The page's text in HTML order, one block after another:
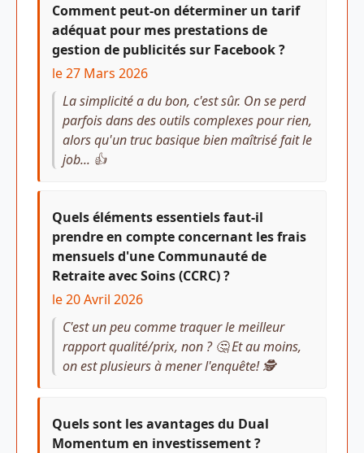
Comment peut-on déterminer un tarif
adéquat pour mes prestations de
gestion de publicités sur Facebook ?
le 27 Mars 2026
La simplicité a du bon, c'est sûr. On se perd
parfois dans des outils complexes pour rien,
alors qu'un truc basique bien maîtrisé fait le
job... 👍
Quels éléments essentiels faut-il
prendre en compte concernant les frais
mensuels d'une Communauté de
Retraite avec Soins (CCRC) ?
le 20 Avril 2026
C'est un peu comme traquer le meilleur
rapport qualité/prix, non ? 🤔 Et au moins,
on est plusieurs à mener l'enquête! 🕵️
Quels sont les avantages du Dual
Momentum en investissement ?